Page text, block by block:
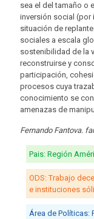
sea el del tamaño o
inversión social (por
situación de
sociales a escala
sostenibilidad de la
reconstruirse y
participación,
procesos cuya
conocimiento se
amenazas de
Fernando Fantova.
Pais: Región
ODS: Trabajo
e instituciones
Área de Políticas: